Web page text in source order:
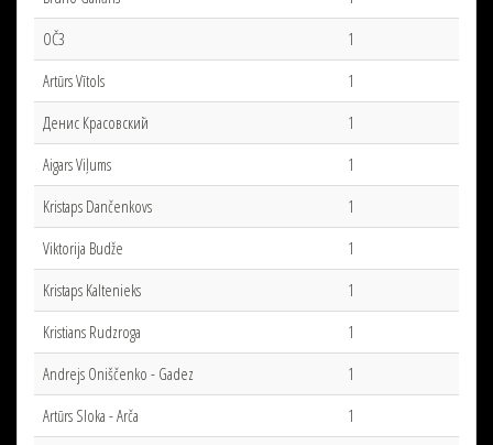
OČ3
1
Artūrs Vītols
1
Денис Красовский
1
Aigars Viļums
1
Kristaps Dančenkovs
1
Viktorija Budže
1
Kristaps Kaltenieks
1
Kristians Rudzroga
1
Andrejs Oniščenko - Gadez
1
Artūrs Sloka - Arča
1